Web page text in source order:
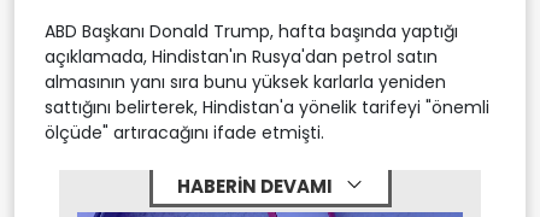
ABD Başkanı Donald Trump, hafta başında yaptığı
açıklamada, Hindistan'ın Rusya'dan petrol satın
almasının yanı sıra bunu yüksek karlarla yeniden
sattığını belirterek, Hindistan'a yönelik tarifeyi "önemli
ölçüde" artıracağını ifade etmişti.
HABERİN DEVAMI